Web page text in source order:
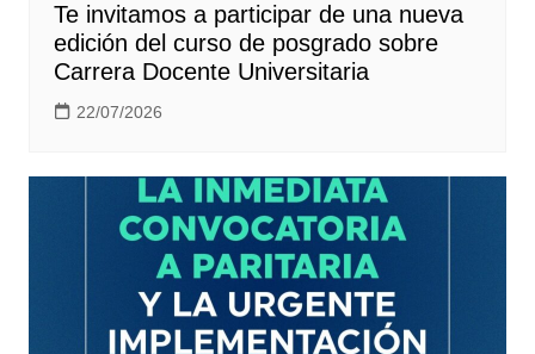
Te invitamos a participar de una nueva
edición del curso de posgrado sobre
Carrera Docente Universitaria
22/07/2026